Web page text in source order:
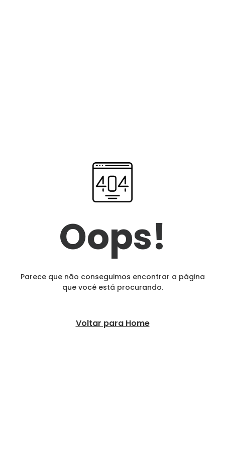
Oops!
Parece que não conseguimos encontrar a página
que você está procurando.
Voltar para Home